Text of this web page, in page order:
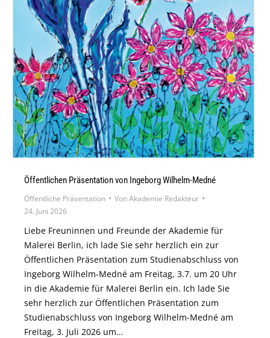
Öffentlichen Präsentation von Ingeborg Wilhelm-Medné
Öffentliche Präsentation VonAkademie Redakteur
24. Juni 2026
Liebe Freuninnen und Freunde der Akademie für
Malerei Berlin, ich lade Sie sehr herzlich ein zur
Öffentlichen Präsentation zum Studienabschluss von
Ingeborg Wilhelm-Medné am Freitag, 3.7. um 20 Uhr
in die Akademie für Malerei Berlin ein. Ich lade Sie
sehr herzlich zur Öffentlichen Präsentation zum
Studienabschluss von Ingeborg Wilhelm-Medné am
Freitag, 3. Juli 2026 um…